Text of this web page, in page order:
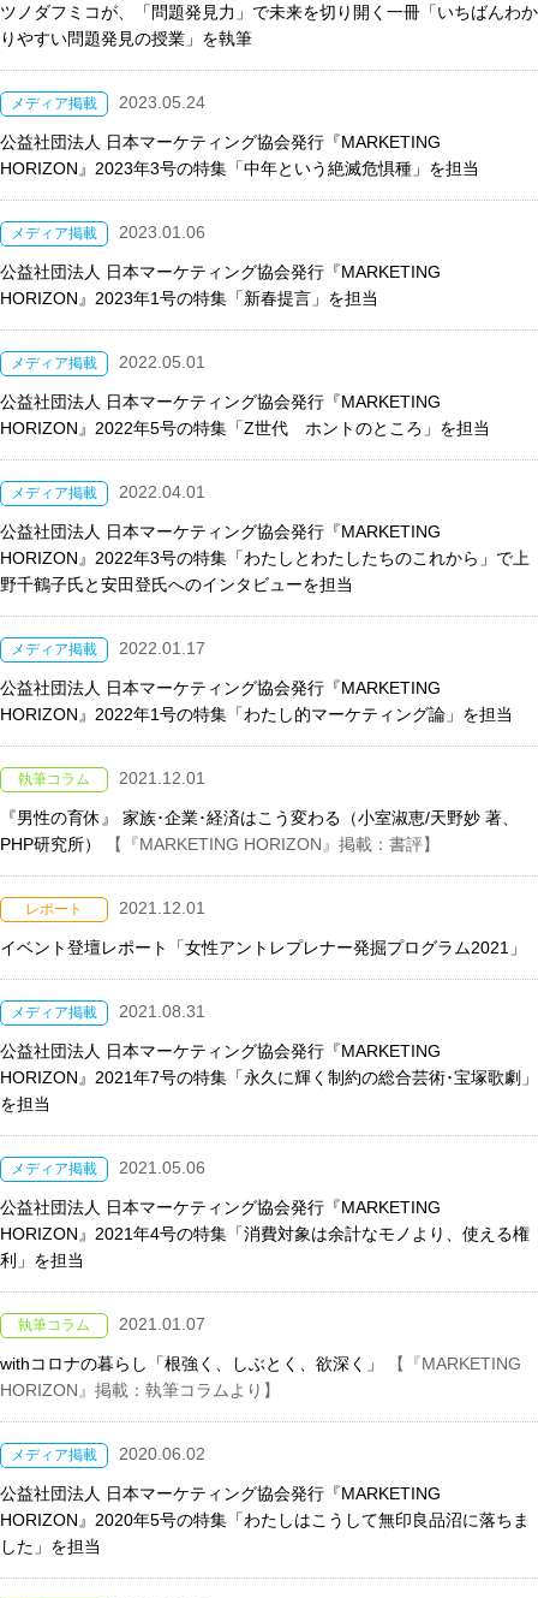
ツノダフミコが、「問題発見力」で未来を切り開く一冊「いちばんわか
りやすい問題発見の授業」を執筆
メディア掲載 2023.05.24
公益社団法人 日本マーケティング協会発行『MARKETING
HORIZON』2023年3号の特集「中年という絶滅危惧種」を担当
メディア掲載 2023.01.06
公益社団法人 日本マーケティング協会発行『MARKETING
HORIZON』2023年1号の特集「新春提言」を担当
メディア掲載 2022.05.01
公益社団法人 日本マーケティング協会発行『MARKETING
HORIZON』2022年5号の特集「Z世代 ホントのところ」を担当
メディア掲載 2022.04.01
公益社団法人 日本マーケティング協会発行『MARKETING
HORIZON』2022年3号の特集「わたしとわたしたちのこれから」で上
野千鶴子氏と安田登氏へのインタビューを担当
メディア掲載 2022.01.17
公益社団法人 日本マーケティング協会発行『MARKETING
HORIZON』2022年1号の特集「わたし的マーケティング論」を担当
執筆コラム 2021.12.01
『男性の育休』 家族･企業･経済はこう変わる（小室淑恵/天野妙 著、
PHP研究所）
【『MARKETING HORIZON』掲載：書評】
レポート 2021.12.01
イベント登壇レポート「女性アントレプレナー発掘プログラム2021」
メディア掲載 2021.08.31
公益社団法人 日本マーケティング協会発行『MARKETING
HORIZON』2021年7号の特集「永久に輝く制約の総合芸術･宝塚歌劇」
を担当
メディア掲載 2021.05.06
公益社団法人 日本マーケティング協会発行『MARKETING
HORIZON』2021年4号の特集「消費対象は余計なモノより、使える権
利」を担当
執筆コラム 2021.01.07
withコロナの暮らし「根強く、しぶとく、欲深く」
【『MARKETING
HORIZON』掲載：執筆コラムより】
メディア掲載 2020.06.02
公益社団法人 日本マーケティング協会発行『MARKETING
HORIZON』2020年5号の特集「わたしはこうして無印良品沼に落ちま
した」を担当